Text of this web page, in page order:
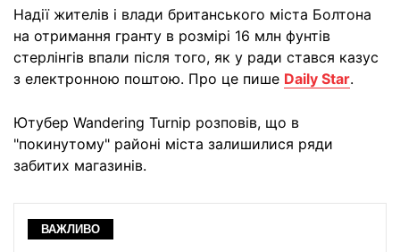
Надії жителів і влади британського міста Болтона
на отримання гранту в розмірі 16 млн фунтів
стерлінгів впали після того, як у ради стався казус
з електронною поштою. Про це пише Daily Star.
Ютубер Wandering Turnip розповів, що в
"покинутому" районі міста залишилися ряди
забитих магазинів.
ВАЖЛИВО